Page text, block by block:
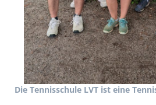
Die Tennisschule LVT ist eine